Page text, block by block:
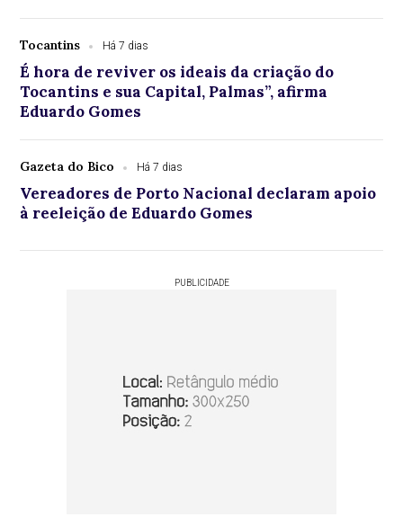
Tocantins Há 7 dias
É hora de reviver os ideais da criação do
Tocantins e sua Capital, Palmas”, afirma
Eduardo Gomes
Gazeta do Bico Há 7 dias
Vereadores de Porto Nacional declaram apoio
à reeleição de Eduardo Gomes
PUBLICIDADE